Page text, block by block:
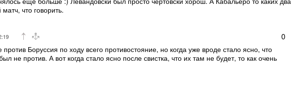
что говорить.
0
Боруссия по ходу всего противостояние, но когда уже вроде стало ясно, что
не против. А вот когда стало ясно после свистка, что их там не будет, то как очень